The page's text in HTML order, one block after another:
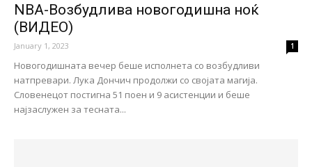
NBA-Возбудлива новогодишна ноќ
(ВИДЕО)
January 1, 2023 1
Новогодишната вечер беше исполнета со возбудливи
натпревари. Лука Дончич продолжи со својата магија.
Словенецот постигна 51 поен и 9 асистенции и беше
најзаслужен за тесната...